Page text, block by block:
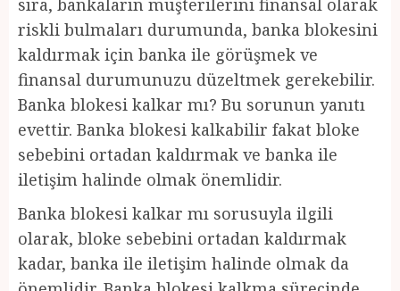
sıra, bankaların müşterilerini finansal olarak
riskli bulmaları durumunda, banka blokesini
kaldırmak için banka ile görüşmek ve
finansal durumunuzu düzeltmek gerekebilir.
Banka blokesi kalkar mı? Bu sorunun yanıtı
evettir. Banka blokesi kalkabilir fakat bloke
sebebini ortadan kaldırmak ve banka ile
iletişim halinde olmak önemlidir.
Banka blokesi kalkar mı sorusuyla ilgili
olarak, bloke sebebini ortadan kaldırmak
kadar, banka ile iletişim halinde olmak da